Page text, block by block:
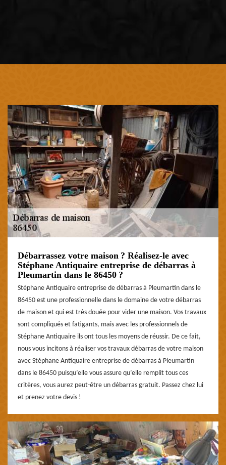
Débarrassez votre maison ? Réalisez-le avec
Stéphane Antiquaire entreprise de débarras à
Pleumartin dans le 86450 ?
Stéphane Antiquaire entreprise de débarras à Pleumartin dans le
86450 est une professionnelle dans le domaine de votre débarras
de maison et qui est très douée pour vider une maison. Vos travaux
sont compliqués et fatigants, mais avec les professionnels de
Stéphane Antiquaire ils ont tous les moyens de réussir. De ce fait,
nous vous incitons à réaliser vos travaux débarras de votre maison
avec Stéphane Antiquaire entreprise de débarras à Pleumartin
dans le 86450 puisqu’elle vous assure qu’elle remplit tous ces
critères, vous aurez peut-être un débarras gratuit. Passez chez lui
et prenez votre devis !